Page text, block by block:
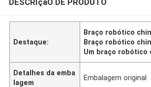
Destaque:
Braço robótico
Braço robótico
Um braço robótico
Detalhes da emba
lagem
Embalagem original